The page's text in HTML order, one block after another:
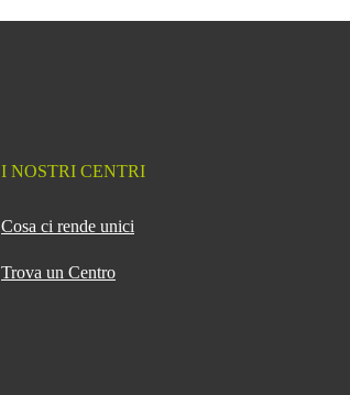
I NOSTRI CENTRI
Cosa ci rende unici
Trova un Centro